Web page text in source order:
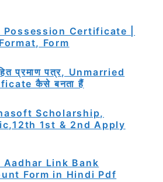
Possession Certificate |
Form
प्रमाण पत्र, Unmarried
कैसे बनता हैं
Scholarship,
1st & 2nd Apply
Aadhar Link Bank
Form in Hindi Pdf